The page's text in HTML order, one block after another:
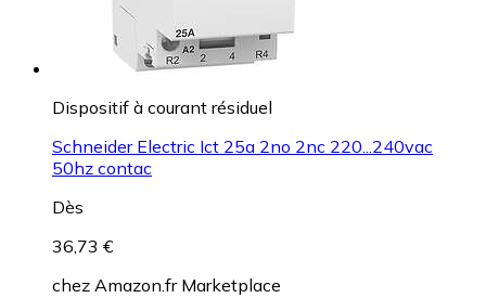
Dispositif à courant résiduel
Schneider Electric Ict 25a 2no 2nc 220...240vac
50hz contac
Dès
36,73 €
chez Amazon.fr Marketplace